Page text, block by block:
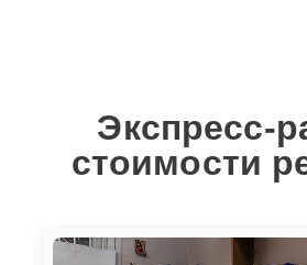
Экспресс-
стоимости